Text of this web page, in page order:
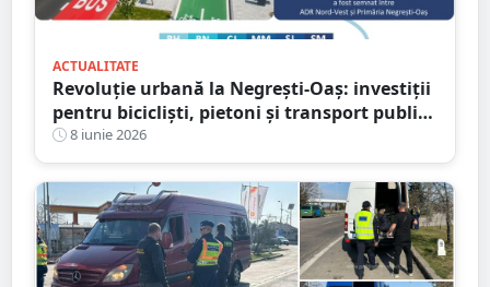
ACTUALITATE
Revoluție urbană la Negrești-Oaș: investiții
pentru bicicliști, pietoni și transport public.
Peste 100 de milioane investiți!
8 iunie 2026